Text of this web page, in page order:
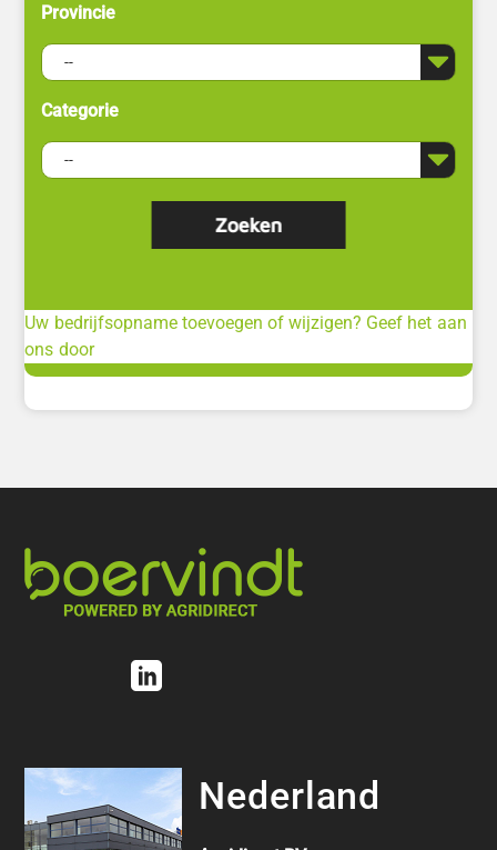
Provincie
Categorie
Uw bedrijfsopname toevoegen of wijzigen? Geef het aan
ons door
Nederland